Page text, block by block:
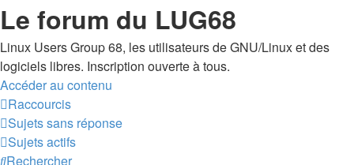
Le forum du LUG68
Linux Users Group 68, les utilisateurs de GNU/Linux et des
logiciels libres. Inscription ouverte à tous.
Accéder au contenu
Raccourcis
Sujets sans réponse
Sujets actifs
Rechercher